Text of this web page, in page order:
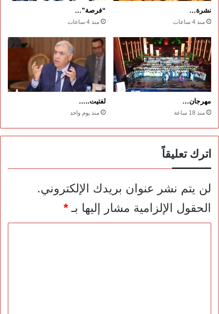
نشرة…
منذ 4 ساعات
“فرصة”…
منذ 4 ساعات
مهرجان…
منذ 18 ساعة
لفتيت..…
منذ يوم واحد
اترك تعليقاً
لن يتم نشر عنوان بريدك الإلكتروني.
الحقول الإلزامية مشار إليها بـ*